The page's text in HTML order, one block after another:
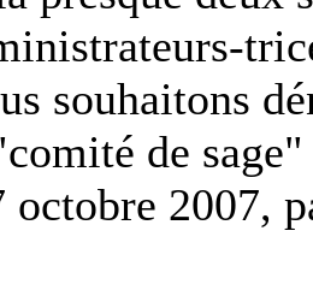
souhaitons
de
octobre 2007,